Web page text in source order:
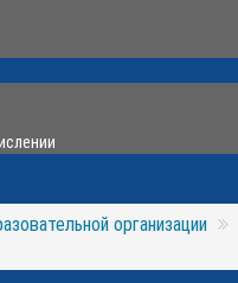
организации